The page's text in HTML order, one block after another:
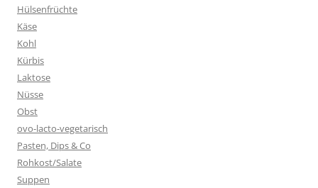
Hülsenfrüchte
Käse
Kohl
Kürbis
Laktose
Nüsse
Obst
ovo-lacto-vegetarisch
Pasten, Dips & Co
Rohkost/Salate
Suppen